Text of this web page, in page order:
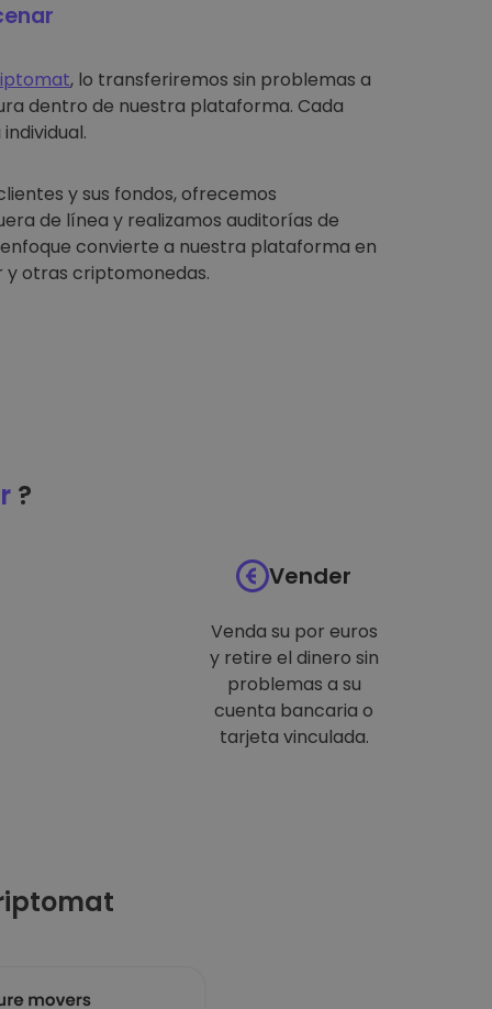
, lo transferiremos sin problemas a
dentro de nuestra plataforma. Cada
y sus fondos, ofrecemos
de línea y realizamos auditorías de
convierte a nuestra plataforma en
otras criptomonedas.
?
Vender
Venda su por euros
y retire el dinero sin
problemas a su
cuenta bancaria o
tarjeta vinculada.